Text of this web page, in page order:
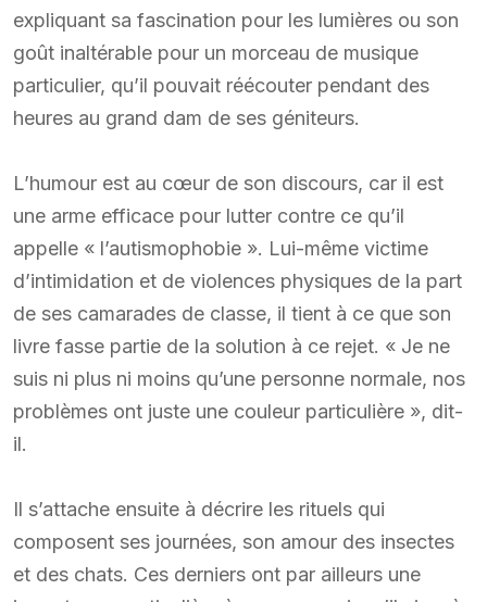
expliquant sa fascination pour les lumières ou son
goût inaltérable pour un morceau de musique
particulier, qu’il pouvait réécouter pendant des
heures au grand dam de ses géniteurs.
L’humour est au cœur de son discours, car il est
une arme efficace pour lutter contre ce qu’il
appelle « l’autismophobie ». Lui-même victime
d’intimidation et de violences physiques de la part
de ses camarades de classe, il tient à ce que son
livre fasse partie de la solution à ce rejet. « Je ne
suis ni plus ni moins qu’une personne normale, nos
problèmes ont juste une couleur particulière », dit-
il.
Il s’attache ensuite à décrire les rituels qui
composent ses journées, son amour des insectes
et des chats. Ces derniers ont par ailleurs une